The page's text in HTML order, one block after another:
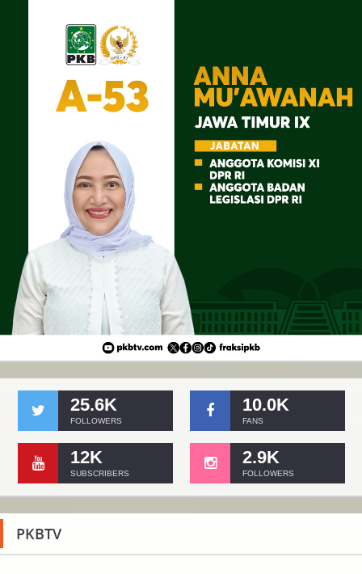
25.6K
FOLLOWERS
10.0K
FANS
12K
SUBSCRIBERS
2.9K
FOLLOWERS
PKBTV